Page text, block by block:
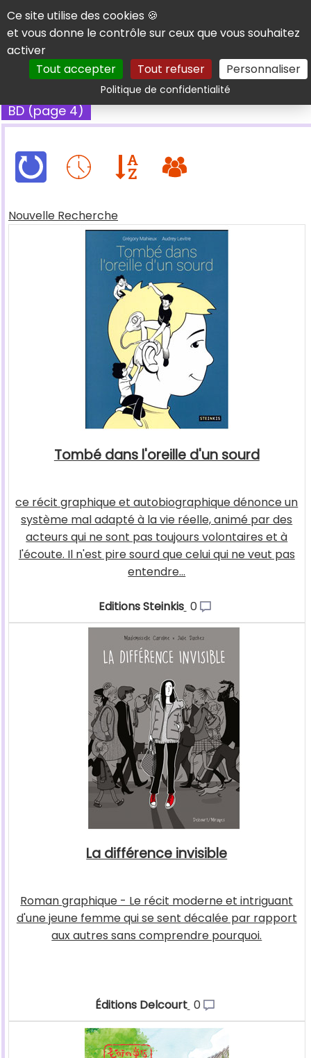
Panneau de gestion des cookies
Ce site utilise des cookies 🍪
et vous donne le contrôle sur ceux que vous souhaitez
activer
Tout accepter
Tout refuser Personnaliser
Politique de confidentialitéRechercher
BD (page 4)
Nouvelle Recherche
Tombé dans l'oreille d'un sourd
ce récit graphique et autobiographique dénonce un
système mal adapté à la vie réelle, animé par des
acteurs qui ne sont pas toujours volontaires et à
l'écoute. Il n'est pire sourd que celui qui ne veut pas
entendre...
Editions Steinkis 0
La différence invisible
Roman graphique - Le récit moderne et intriguant
d'une jeune femme qui se sent décalée par rapport
aux autres sans comprendre pourquoi.
Éditions Delcourt 0